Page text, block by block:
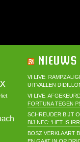
VI LIVE:
UITVALLEN
VI LIVE:
FORTUNA TEGEN
SCHREUDER BIJT
BIJ NEC: 'HET IS
BOSZ VERKLAART